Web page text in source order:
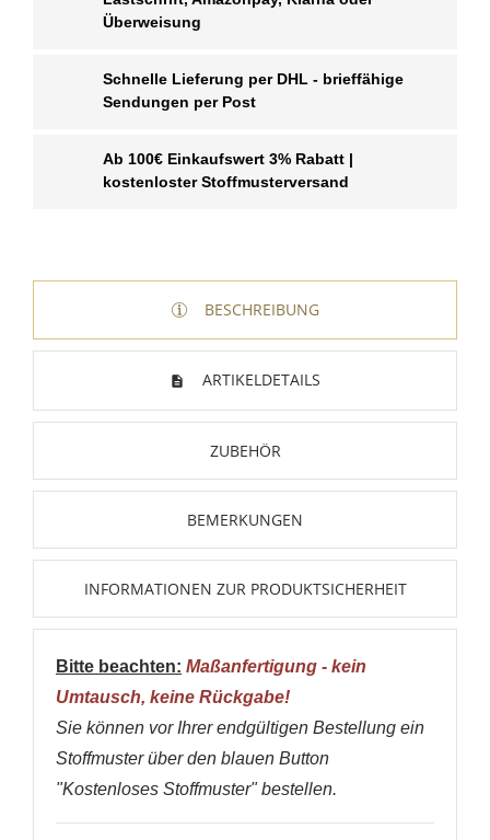
Überweisung
Schnelle Lieferung per DHL - brieffähige
Sendungen per Post
Ab 100€ Einkaufswert 3% Rabatt |
kostenloster Stoffmusterversand
BESCHREIBUNG
ARTIKELDETAILS
ZUBEHÖR
BEMERKUNGEN
INFORMATIONEN ZUR PRODUKTSICHERHEIT
Bitte beachten: Maßanfertigung - kein
Umtausch, keine Rückgabe!
Sie können vor Ihrer endgültigen Bestellung ein
Stoffmuster über den blauen Button
"Kostenloses Stoffmuster" bestellen.